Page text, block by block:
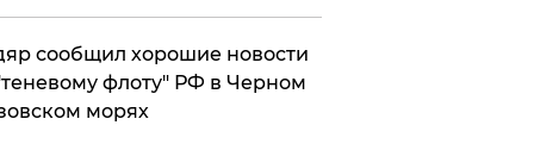
сообщил хорошие новости
флоту" РФ в Черном
морях